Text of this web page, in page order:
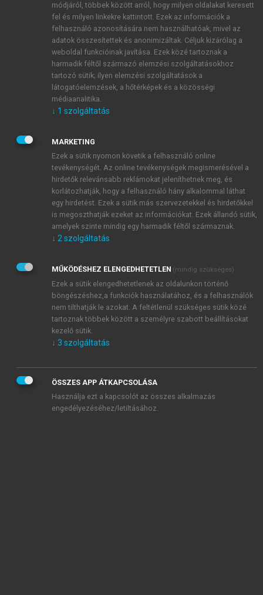
ÚJ FIÓK LÉTREHOZÁSA
1 óra díjmentes hozzáférés
E-MAIL-CÍM
JELSZÓ
JELSZÓ ÚJRA
Kérek értesítést a MeRSZ újdonságairól, akcióiról.
Kérek értesítést az Akadémiai Kiadó Zrt. újdonságairól,
Adatkezelési tájékoztatóbanfoglaltakat tudomásul
veszem és elfogadom.
Általános vásárlási feltételeket, valamint a szotar.netés a
mersz.huoldalak licencszerződéseiben foglaltakat
tudomásul veszem és elfogadom.
KIPRÓBÁLOM
módjáról, többek között arról, hogy milyen oldalakat keresett
fel és milyen linkekre kattintott. Ezek az információk a
felhasználó azonosítására nem használhatóak, mivel az
adatok összesítettek és anonimizáltak. Céljuk kizárólag a
weboldal funkcióinak javítása. Ezek közé tartoznak a
harmadik féltől származó elemzési szolgáltatásokhoz
tartozó sütik; ilyen elemzési szolgáltatások a
látogatóelemzések, a hőtérképek és a közösségi
médiaanalitika.
↓ 1 szolgáltatás
MARKETING
Ezek a sütik nyomon követik a felhasználó online
tevékenységét. Az online tevékenységek megismerésével a
hirdetők relevánsabb reklámokat jeleníthetnek meg, és
korlátozhatják, hogy a felhasználó hány alkalommal láthat
egy hirdetést. Ezek a sütik más szervezetekkel és hirdetőkkel
is megoszthatják ezeket az információkat. Ezek állandó sütik,
amelyek szinte mindig egy harmadik féltől származnak.
↓ 2 szolgáltatás
MŰKÖDÉSHEZ ELENGEDHETETLEN (mindig szükséges)
Ezek a sütik elengedhetetlenek az oldalunkon történő
böngészéshez,a funkciók használatához, és a felhasználók
nem tilthatják le azokat. A feltétlenül szükséges sütik közé
tartoznak többek között a személyre szabott beállításokat
kezelő sütik.
↓ 3 szolgáltatás
ÖSSZES APP ÁTKAPCSOLÁSA
Használja ezt a kapcsolót az összes alkalmazás
engedélyezéséhez/letiltásához.